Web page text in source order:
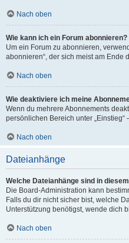
Nach oben
Wie kann ich ein Forum abonnieren?
Um ein Forum zu abonnieren,
abonnieren“, der sich meist am Ende
Nach oben
Wie deaktiviere ich meine
Wenn du mehrere Abonnements
persönlichen Bereich unter „Einstieg“
Nach oben
Dateianhänge
Welche Dateianhänge sind in
Die Board-Administration kann
Falls du dir nicht sicher bist, welche
Unterstützung benötigst, wende dich
Nach oben